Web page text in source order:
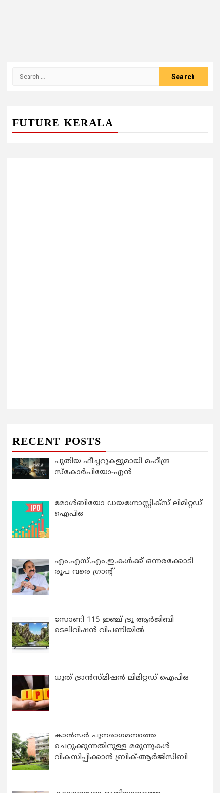
FUTURE KERALA
RECENT POSTS
പുതിയ ഫീച്ചറുകളുമായി മഹീന്ദ്ര
സ്കോർപിയോ-എൻ
മോൾബിയോ ഡയഗ്നോസ്റ്റിക്സ് ലിമിറ്റഡ്
ഐപിഒ
എം.എസ്.എം.ഇ.കൾക്ക് ഒന്നരക്കോടി
രൂപ വരെ ഗ്രാന്റ്
സോണി 115 ഇഞ്ച് ട്രൂ ആർജിബി
ടെലിവിഷൻ വിപണിയിൽ
ധൂത് ട്രാൻസ്മിഷൻ ലിമിറ്റഡ് ഐപിഒ
കാന്‍സര്‍ പുനരാഗമനത്തെ
ചെറുക്കുന്നതിനുള്ള മരുന്നുകള്‍
വികസിപ്പിക്കാന്‍ ബ്രിക്-ആര്‍ജിസിബി